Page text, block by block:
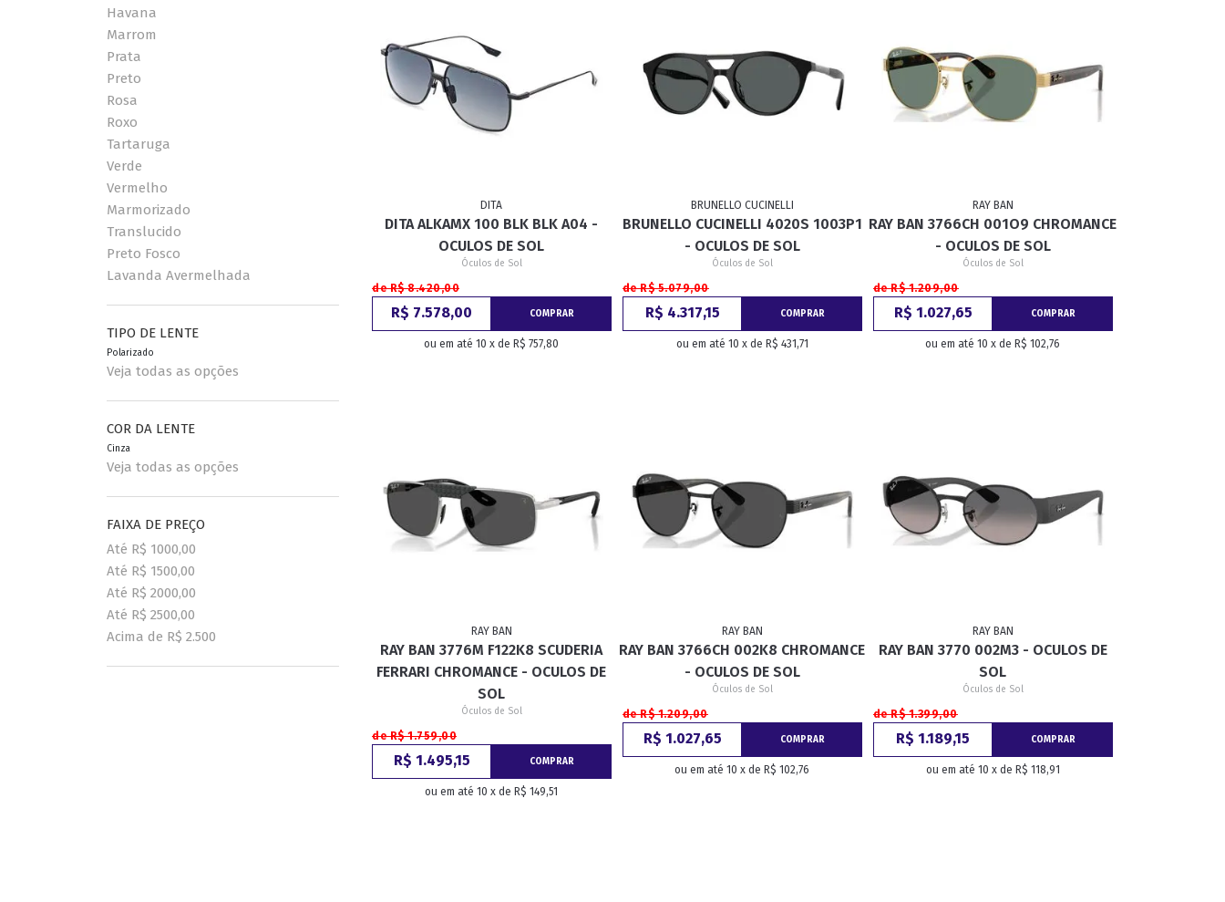
Havana
Marrom
Prata
Preto
Rosa
Roxo
Tartaruga
Verde
Vermelho
Marmorizado
Translucido
Preto Fosco
Lavanda Avermelhada
TIPO DE LENTE
Polarizado
Veja todas as opções
COR DA LENTE
Cinza
Veja todas as opções
FAIXA DE PREÇO
Até R$ 1000,00
Até R$ 1500,00
Até R$ 2000,00
Até R$ 2500,00
Acima de R$ 2.500
DITA
DITA ALKAMX 100 BLK BLK A04 -
OCULOS DE SOL
Óculos de Sol
de R$ 8.420,00
R$ 7.578,00 COMPRAR
ou em até 10 x de R$ 757,80
BRUNELLO CUCINELLI
BRUNELLO CUCINELLI 4020S 1003P1
- OCULOS DE SOL
Óculos de Sol
de R$ 5.079,00
R$ 4.317,15 COMPRAR
ou em até 10 x de R$ 431,71
RAY BAN
RAY BAN 3766CH 001O9 CHROMANCE
- OCULOS DE SOL
Óculos de Sol
de R$ 1.209,00
R$ 1.027,65 COMPRAR
ou em até 10 x de R$ 102,76
RAY BAN
RAY BAN 3776M F122K8 SCUDERIA
FERRARI CHROMANCE - OCULOS DE
SOL
Óculos de Sol
de R$ 1.759,00
R$ 1.495,15 COMPRAR
ou em até 10 x de R$ 149,51
RAY BAN
RAY BAN 3766CH 002K8 CHROMANCE
- OCULOS DE SOL
Óculos de Sol
de R$ 1.209,00
R$ 1.027,65 COMPRAR
ou em até 10 x de R$ 102,76
RAY BAN
RAY BAN 3770 002M3 - OCULOS DE
SOL
Óculos de Sol
de R$ 1.399,00
R$ 1.189,15 COMPRAR
ou em até 10 x de R$ 118,91